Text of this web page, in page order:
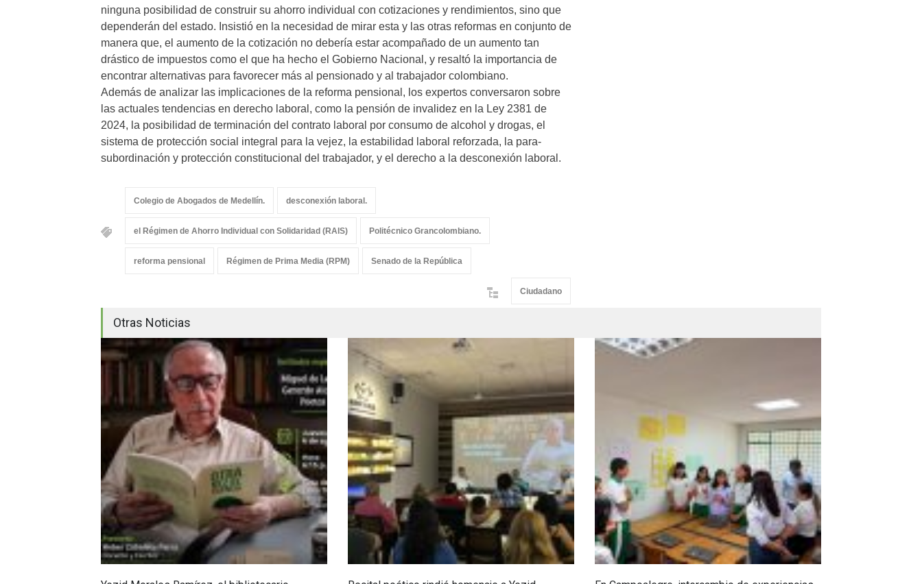
ninguna posibilidad de construir su ahorro individual con cotizaciones y rendimientos, sino que
dependerán del estado. Insistió en la necesidad de mirar esta y las otras reformas en conjunto de
manera que, el aumento de la cotización no debería estar acompañado de un aumento tan
drástico de impuestos como el que ha hecho el Gobierno Nacional, y resaltó la importancia de
encontrar alternativas para favorecer más al pensionado y al trabajador colombiano.
Además de analizar las implicaciones de la reforma pensional, los expertos conversaron sobre
las actuales tendencias en derecho laboral, como la pensión de invalidez en la Ley 2381 de
2024, la posibilidad de terminación del contrato laboral por consumo de alcohol y drogas, el
sistema de protección social integral para la vejez, la estabilidad laboral reforzada, la para-
subordinación y protección constitucional del trabajador, y el derecho a la desconexión laboral.
Colegio de Abogados de Medellín. desconexión laboral.
el Régimen de Ahorro Individual con Solidaridad (RAIS) Politécnico Grancolombiano.
reforma pensional Régimen de Prima Media (RPM) Senado de la República
Ciudadano
Otras Noticias